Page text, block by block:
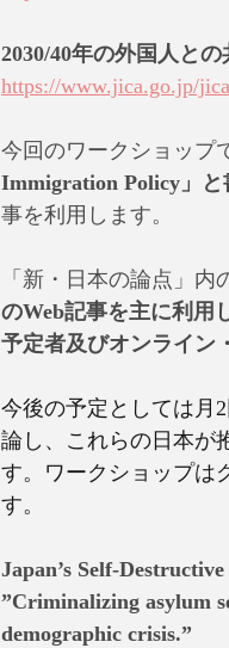
2030/40年の外国人と
https://www.jica.go.jp/
今回のワークショップ
Immigration Policy」と
事を利用します。
「新・日本の論点」
のWeb記事を主に利用
予定者及びオンライン
今後の予定としては月
論し、これらの日本が
す。ワークショップは
す。
Japan’s Self-
”Criminalizing asylum
demographic crisis.”